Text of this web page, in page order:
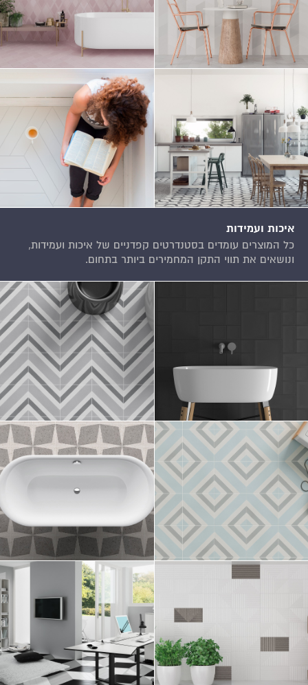
איכות ועמידות
כל המוצרים עומדים בסטנדרטים קפדניים של איכות ועמידות,
ונושאים את תווי התקן המחמירים ביותר בתחום.